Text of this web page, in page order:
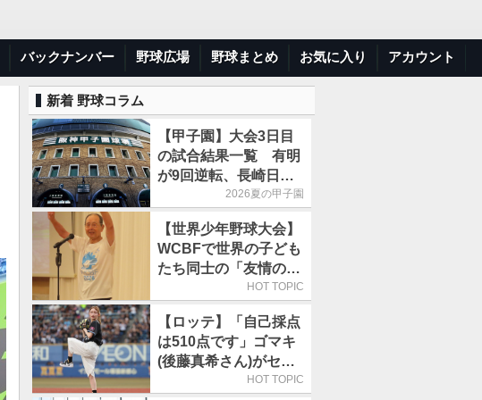
バックナンバー 野球広場 野球まとめ お気に入り アカウント
新着 野球コラム
【甲子園】大会3日目
の試合結果一覧 有明
が9回逆転、長崎日大
は15得点で大勝2026夏の甲子園
【世界少年野球大会】
WCBFで世界の子ども
たち同士の「友情の
輪」が広がる理由HOT TOPIC
【ロッテ】「自己採点
は510点です」ゴマキ
(後藤真希さん)がセレ
モニアルピッチHOT TOPIC